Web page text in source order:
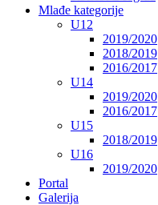
Mlađe kategorije
U12
2019/2020
2018/2019
2016/2017
U14
2019/2020
2016/2017
U15
2018/2019
U16
2019/2020
Portal
Galerija